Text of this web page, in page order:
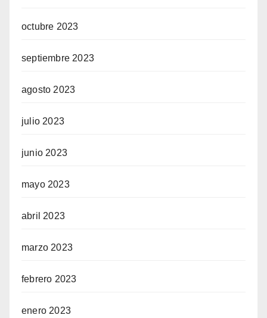
octubre 2023
septiembre 2023
agosto 2023
julio 2023
junio 2023
mayo 2023
abril 2023
marzo 2023
febrero 2023
enero 2023